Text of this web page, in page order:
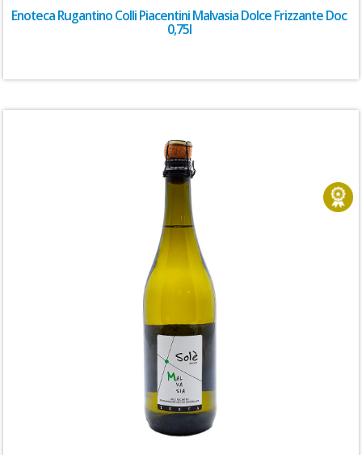
Enoteca Rugantino Colli Piacentini Malvasia Dolce Frizzante Doc
0,75l